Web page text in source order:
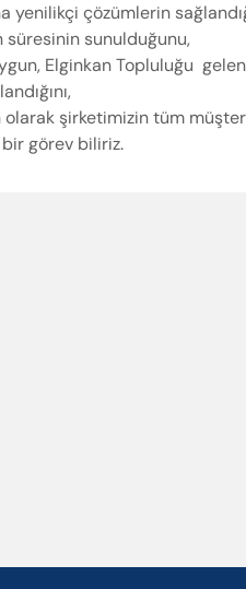
veya ESC ile kapatabilirsiniz
çözümlerin
süresinin sunulduğunu,
Elginkan Topluluğu
şirketimizin tüm
görev biliriz.